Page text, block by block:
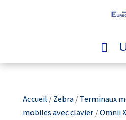
Accueil /Zebra/Terminaux
mobiles avec clavier/Omnii